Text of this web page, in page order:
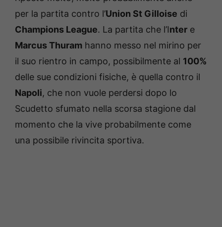
per la partita contro l’Union St Gilloise di
Champions League. La partita che l’Inter e
Marcus Thuram hanno messo nel mirino per
il suo rientro in campo, possibilmente al 100%
delle sue condizioni fisiche, è quella contro il
Napoli, che non vuole perdersi dopo lo
Scudetto sfumato nella scorsa stagione dal
momento che la vive probabilmente come
una possibile rivincita sportiva.